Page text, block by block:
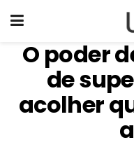
O poder
de
acolher